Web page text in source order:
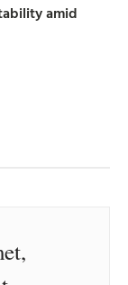
amid